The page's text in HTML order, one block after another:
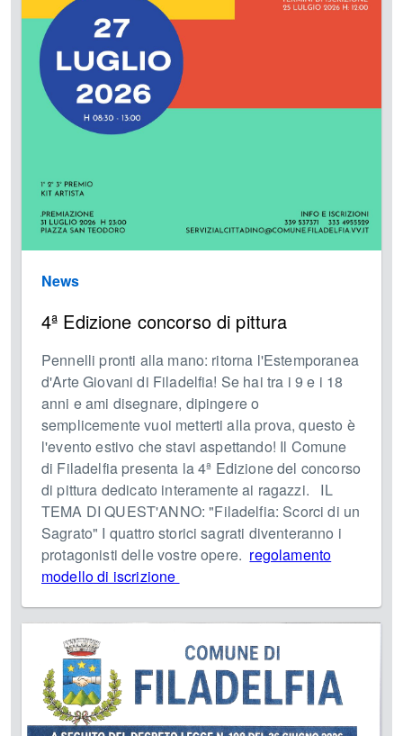
News
4ª Edizione concorso di pittura
Pennelli pronti alla mano: ritorna l'Estemporanea
d'Arte Giovani di Filadelfia! Se hai tra i 9 e i 18
anni e ami disegnare, dipingere o
semplicemente vuoi metterti alla prova, questo è
l'evento estivo che stavi aspettando! Il Comune
di Filadelfia presenta la 4ª Edizione del concorso
di pittura dedicato interamente ai ragazzi. IL
TEMA DI QUEST'ANNO: "Filadelfia: Scorci di un
Sagrato" I quattro storici sagrati diventeranno i
protagonisti delle vostre opere. regolamento
modello di iscrizione